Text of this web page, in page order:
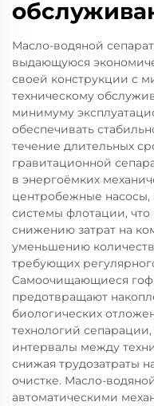
Масло-водяной
выдающуюся
своей конструкции с
техническому
минимуму
обеспечивать
течение длительных
гравитационной
в энергоёмких
центробежные
системы флотации,
снижению затрат на
уменьшению
требующих
Самоочищающиеся
предотвращают
биологических
технологий
интервалы между
снижая трудозатраты
очистке. Масло-
автоматическими